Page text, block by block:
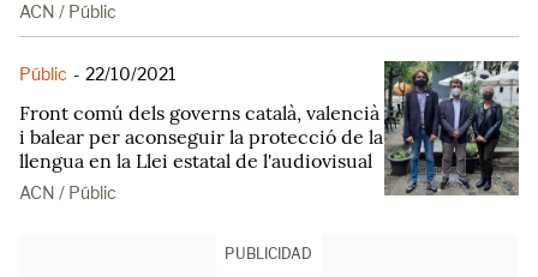
ACN / Públic
Públic - 22/10/2021
Front comú dels governs català, valencià
i balear per aconseguir la protecció de la
llengua en la Llei estatal de l'audiovisual
ACN / Públic
PUBLICIDAD